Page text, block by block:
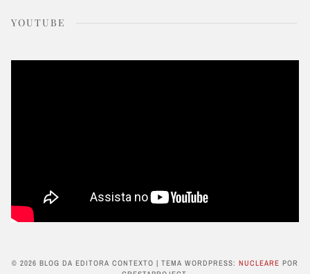
YOUTUBE
© 2026 BLOG DA EDITORA CONTEXTO | TEMA WORDPRESS: NUCLEARE POR